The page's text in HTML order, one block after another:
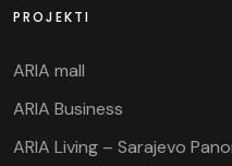
PROJEKTI
ARIA mall
ARIA Business
ARIA Living – Sarajevo